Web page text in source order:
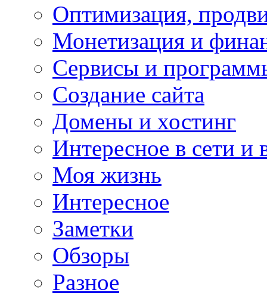
Оптимизация,
Монетизация и
Сервисы и
Создание сайта
Домены и хостинг
Интересное в сети и
Моя жизнь
Интересное
Заметки
Обзоры
Разное